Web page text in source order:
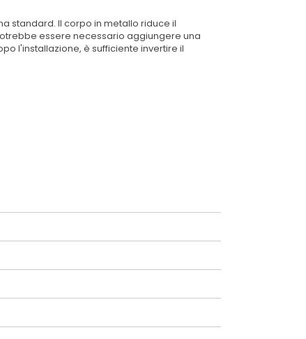
standard. Il corpo in metallo riduce il
essere necessario aggiungere una
l'installazione, è sufficiente invertire il